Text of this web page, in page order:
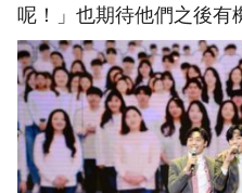
呢！」也期待他們之後有